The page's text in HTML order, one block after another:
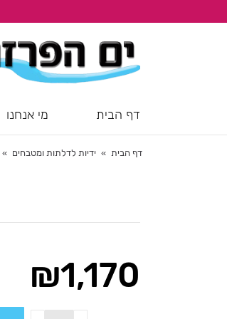
דף הבית מי אנחנו
דף הבית ידיות לדלתות ומטבחים
₪1,170